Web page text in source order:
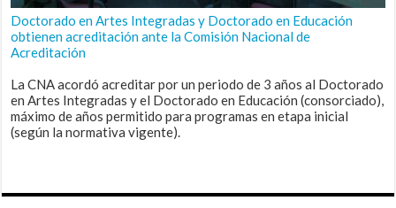
Doctorado en Artes Integradas y Doctorado en Educación
obtienen acreditación ante la Comisión Nacional de
Acreditación
La CNA acordó acreditar por un periodo de 3 años al Doctorado
en Artes Integradas y el Doctorado en Educación (consorciado),
máximo de años permitido para programas en etapa inicial
(según la normativa vigente).